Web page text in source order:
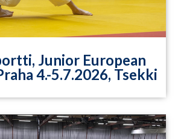
Junior European
4.-5.7.2026, Tsekki